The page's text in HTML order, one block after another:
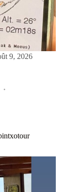
9, 2026